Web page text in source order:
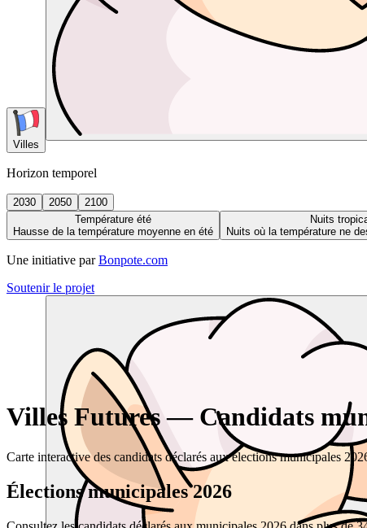
Villes
Horizon temporel
2030 2050
2100
Température été
Hausse de la température moyenne en été
Nuits
Nuits où la température ne
Une initiative par Bonpote.com
Soutenir le projet
Villes Futures — Candidats
Carte interactive des candidats déclarés aux élections municipales
Élections municipales 2026